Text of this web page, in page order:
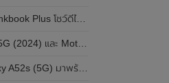
าจอที่สองขนาดเล็กอยู่ข้างคีย์บอร์ด
(2024) อย่างเป็นทางการแล้ว
778 SoC และชาร์จไว 25W